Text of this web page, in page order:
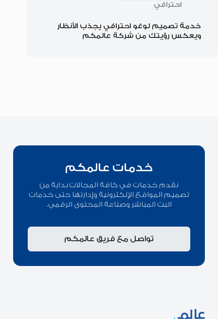
احترافي
خدمة تصميم لوغو احترافي يجذب الأنظار
ويعكس رؤيتك من شركة عالمكم
خدمات عالمكم
نقدم خدمات في كافة المجالات بداية من
تصميم المواقع الإلكترونية وإدارتها حتى خدمات
البث المباشر وصناعة المحتوى الرقمي.
تواصل مع فريق عالمكم